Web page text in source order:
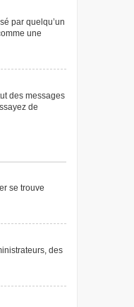
par quelqu’un
une
des messages
de
se trouve
des